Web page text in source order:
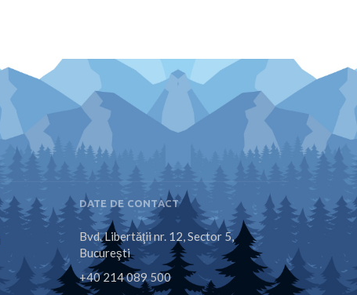
DATE DE CONTACT
Bvd. Libertăţii nr. 12, Sector 5,
Bucureşti
+40 214 089 500